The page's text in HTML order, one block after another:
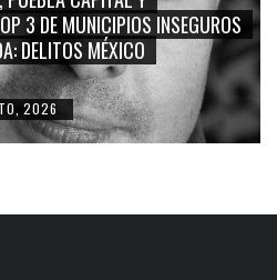
CUAUHTÉMOC
TRIVIALIZACIÓN Y
CIUDADANA
2026